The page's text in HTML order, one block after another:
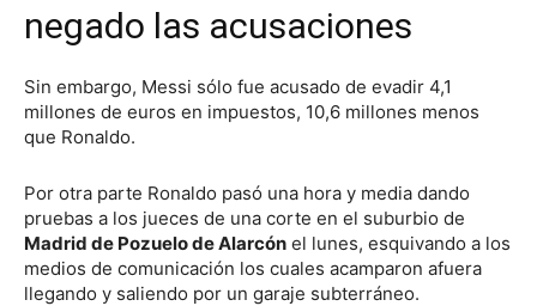
negado las acusaciones
Sin embargo, Messi sólo fue acusado de evadir 4,1
millones de euros en impuestos, 10,6 millones menos
que Ronaldo.
Por otra parte Ronaldo pasó una hora y media dando
pruebas a los jueces de una corte en el suburbio de
Madrid de Pozuelo de Alarcón el lunes, esquivando a los
medios de comunicación los cuales acamparon afuera
llegando y saliendo por un garaje subterráneo.